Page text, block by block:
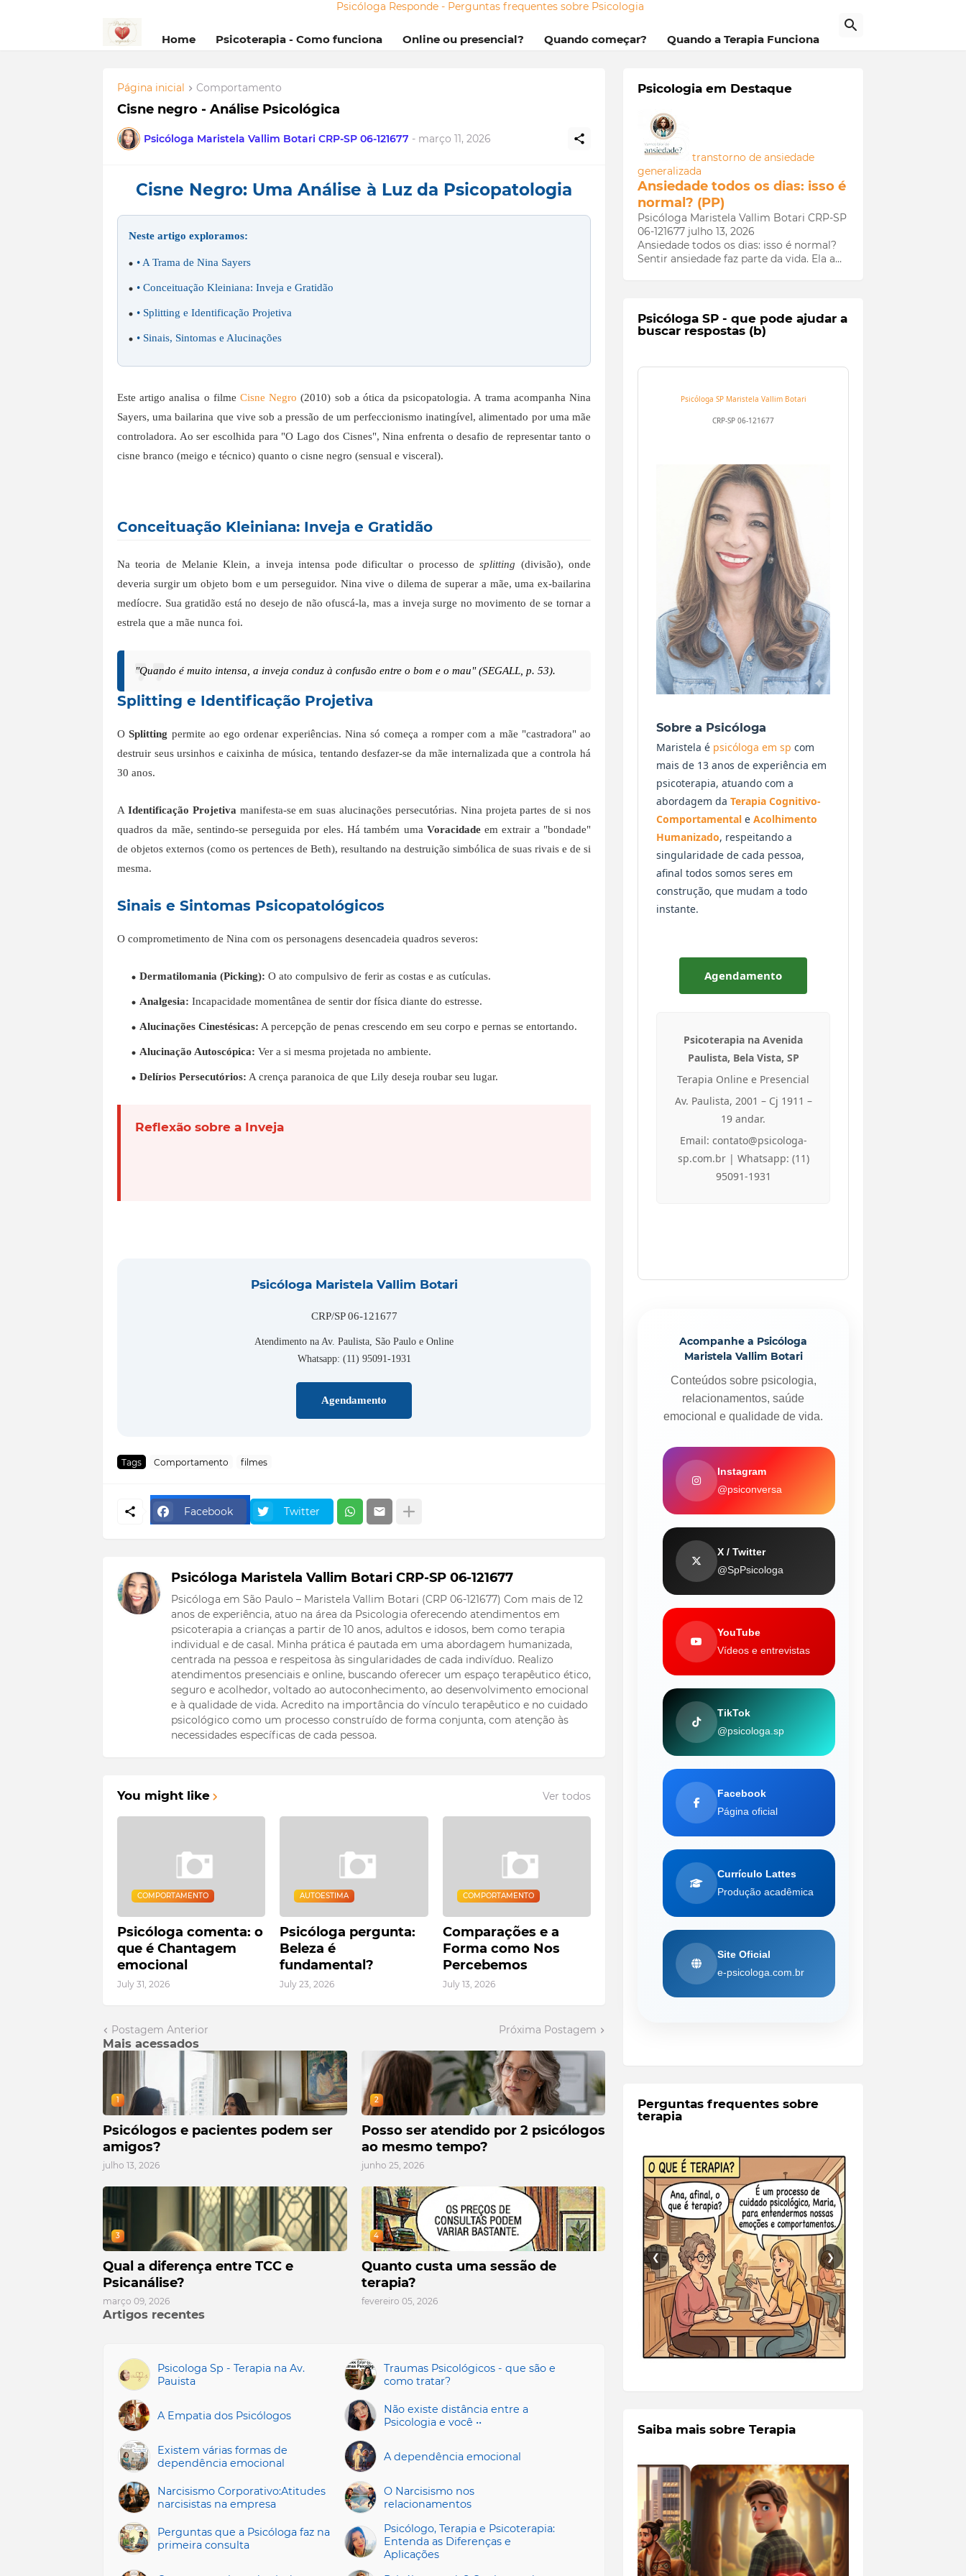
Psicóloga Responde - Perguntas frequentes sobre Psicologia
Home Psicoterapia - Como funciona Online ou presencial? Quando começar? Quando a Terapia Funciona
Página inicial Comportamento
Cisne negro - Análise Psicológica
Psicóloga Maristela Vallim Botari CRP-SP 06-121677 - março 11, 2026
Cisne Negro: Uma Análise à Luz da Psicopatologia
Neste artigo exploramos:
• A Trama de Nina Sayers
• Conceituação Kleiniana: Inveja e Gratidão
• Splitting e Identificação Projetiva
• Sinais, Sintomas e Alucinações
Este artigo analisa o filme Cisne Negro (2010) sob a ótica da psicopatologia. A trama acompanha Nina
Sayers, uma bailarina que vive sob a pressão de um perfeccionismo inatingível, alimentado por uma mãe
controladora. Ao ser escolhida para "O Lago dos Cisnes", Nina enfrenta o desafio de representar tanto o
cisne branco (meigo e técnico) quanto o cisne negro (sensual e visceral).
Conceituação Kleiniana: Inveja e Gratidão
Na teoria de Melanie Klein, a inveja intensa pode dificultar o processo desplitting (divisão), onde
deveria surgir um objeto bom e um perseguidor. Nina vive o dilema de superar a mãe, uma ex-bailarina
medíocre. Sua gratidão está no desejo de não ofuscá-la, mas a inveja surge no movimento de se tornar a
estrela que a mãe nunca foi.
"Quando é muito intensa, a inveja conduz à confusão entre o bom e o mau" (SEGALL, p. 53).
Splitting e Identificação Projetiva
OSplitting permite ao ego ordenar experiências. Nina só começa a romper com a mãe "castradora" ao
destruir seus ursinhos e caixinha de música, tentando desfazer-se da mãe internalizada que a controla há
30 anos.
A Identificação Projetivamanifesta-se em suas alucinações persecutórias. Nina projeta partes de si nos
quadros da mãe, sentindo-se perseguida por eles. Há também uma Voracidadeem extrair a "bondade"
de objetos externos (como os pertences de Beth), resultando na destruição simbólica de suas rivais e de si
mesma.
Sinais e Sintomas Psicopatológicos
O comprometimento de Nina com os personagens desencadeia quadros severos:
Dermatilomania (Picking): O ato compulsivo de ferir as costas e as cutículas.
Analgesia: Incapacidade momentânea de sentir dor física diante do estresse.
Alucinações Cinestésicas: A percepção de penas crescendo em seu corpo e pernas se entortando.
Alucinação Autoscópica: Ver a si mesma projetada no ambiente.
Delírios Persecutórios: A crença paranoica de que Lily deseja roubar seu lugar.
Reflexão sobre a Inveja
Psicóloga Maristela Vallim Botari
CRP/SP 06-121677
Atendimento na Av. Paulista, São Paulo e Online
Whatsapp: (11) 95091-1931
Agendamento
Tags Comportamento filmes
Facebook Twitter
Psicóloga Maristela Vallim Botari CRP-SP 06-121677
Psicóloga em São Paulo – Maristela Vallim Botari (CRP 06-121677) Com mais de 12
anos de experiência, atuo na área da Psicologia oferecendo atendimentos em
psicoterapia a crianças a partir de 10 anos, adultos e idosos, bem como terapia
individual e de casal. Minha prática é pautada em uma abordagem humanizada,
centrada na pessoa e respeitosa às singularidades de cada indivíduo. Realizo
atendimentos presenciais e online, buscando oferecer um espaço terapêutico ético,
seguro e acolhedor, voltado ao autoconhecimento, ao desenvolvimento emocional
e à qualidade de vida. Acredito na importância do vínculo terapêutico e no cuidado
psicológico como um processo construído de forma conjunta, com atenção às
necessidades específicas de cada pessoa.
You might like Ver todos
COMPORTAMENTO
Psicóloga comenta: o
que é Chantagem
emocional
July 31, 2026
AUTOESTIMA
Psicóloga pergunta:
Beleza é
fundamental?
July 23, 2026
COMPORTAMENTO
Comparações e a
Forma como Nos
Percebemos
July 13, 2026
Postagem Anterior Próxima Postagem
Mais acessados
1
Psicólogos e pacientes podem ser
amigos?
julho 13, 2026
2
Posso ser atendido por 2 psicólogos
ao mesmo tempo?
junho 25, 2026
3
Qual a diferença entre TCC e
Psicanálise?
março 09, 2026
4
Quanto custa uma sessão de
terapia?
fevereiro 05, 2026
Artigos recentes
Psicologa Sp - Terapia na Av.
Pauista
Traumas Psicológicos - que são e
como tratar?
A Empatia dos Psicólogos
Não existe distância entre a
Psicologia e você ••
Existem várias formas de
dependência emocional
A dependência emocional
Narcisismo Corporativo:Atitudes
narcisistas na empresa
O Narcisismo nos
relacionamentos
Perguntas que a Psicóloga faz na
primeira consulta
Psicólogo, Terapia e Psicoterapia:
Entenda as Diferenças e
Aplicações
Psicologia em Destaque
transtorno de ansiedade
generalizada
Ansiedade todos os dias: isso é
normal? (PP)
Psicóloga Maristela Vallim Botari CRP-SP
06-121677 julho 13, 2026
Ansiedade todos os dias: isso é normal?
Sentir ansiedade faz parte da vida. Ela a…
Psicóloga SP - que pode ajudar a
buscar respostas (b)
Psicóloga SP Maristela Vallim Botari
CRP-SP 06-121677
Sobre a Psicóloga
Maristela é psicóloga em sp com
mais de 13 anos de experiência em
psicoterapia, atuando com a
abordagem da Terapia Cognitivo-
Comportamental e Acolhimento
Humanizado, respeitando a
singularidade de cada pessoa,
afinal todos somos seres em
construção, que mudam a todo
instante.
Agendamento
Psicoterapia na Avenida
Paulista, Bela Vista, SP
Terapia Online e Presencial
Av. Paulista, 2001 – Cj 1911 –
19 andar.
Email: contato@psicologa-
sp.com.br | Whatsapp: (11)
95091-1931
Acompanhe a Psicóloga
Maristela Vallim Botari
Conteúdos sobre psicologia,
relacionamentos, saúde
emocional e qualidade de vida.
Instagram
@psiconversa
X / Twitter
@SpPsicologa
YouTube
Vídeos e entrevistas
TikTok
@psicologa.sp
Facebook
Página oficial
Currículo Lattes
Produção acadêmica
Site Oficial
e-psicologa.com.br
Perguntas frequentes sobre
terapia
❮ ❯
Saiba mais sobre Terapia